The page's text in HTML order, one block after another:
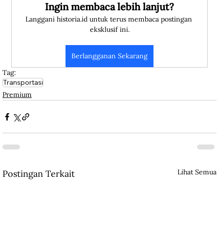
Ingin membaca lebih lanjut?
Langgani historia.id untuk terus membaca postingan
eksklusif ini.
Berlangganan Sekarang
Tag:
Transportasi
Premium
Postingan Terkait Lihat Semua